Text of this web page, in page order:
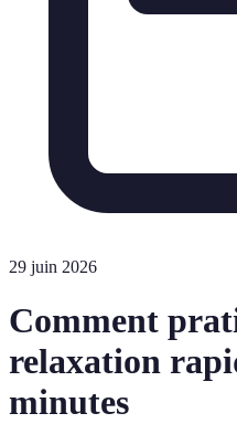
29 juin 2026
Comment
relaxation
minutes